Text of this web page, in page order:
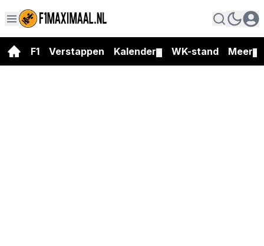
F1 Verstappen Kalender WK-stand Meer